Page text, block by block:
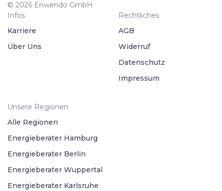
© 2026 Enwendo GmbH
Infos
Karriere
Über Uns
Rechtliches
AGB
Widerruf
Datenschutz
Impressum
Unsere Regionen
Alle Regionen
Energieberater Hamburg
Energieberater Berlin
Energieberater Wuppertal
Energieberater Karlsruhe